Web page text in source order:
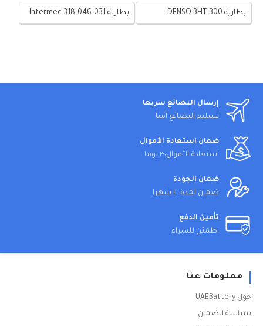
بطارية DENSO BHT-300 بطارية Intermec 318-046-031
إرسال البضائع سريعا
تسليم البضائع آمنا
ضمان استعادة الأموال
استعادة الأموال٣٠ يوما
ضمان الجودة
ضمان لمدة ١٢ شهرا
تأمين الدفع
اطمئن للشراء
معلومات عنا
حول UAEBattery
سياسة الضمان